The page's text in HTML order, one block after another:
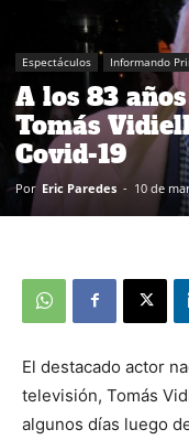
Espectáculos Informando
A los 83
Tomás
Covid-19
Por Eric Paredes - 10 de
El destacado actor
televisión, Tomás
algunos días luego